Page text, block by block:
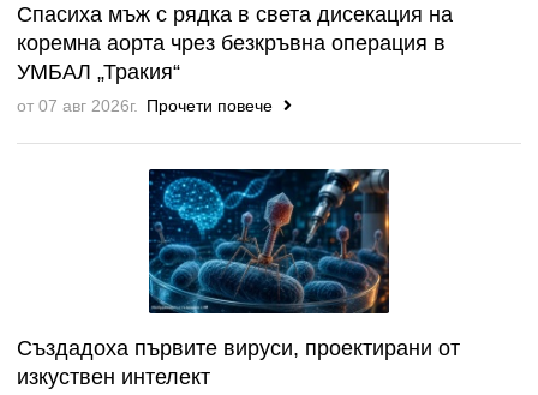
Спасиха мъж с рядка в света дисекация на
коремна аорта чрез безкръвна операция в
УМБАЛ „Тракия“
от 07 авг 2026г. Прочети повече
Създадоха първите вируси, проектирани от
изкуствен интелект